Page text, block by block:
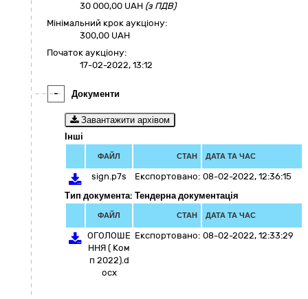
30 000,00 UAH (з ПДВ)
Мінімальний крок аукціону:
300,00 UAH
Початок аукціону:
17-02-2022, 13:12
- Документи
Завантажити архівом
Інші
ФАЙЛ СТАН ДАТА ТА ЧАС
sign.p7s Експортовано: 08-02-2022, 12:36:15
Тип документа: Тендерна документація
ФАЙЛ СТАН ДАТА ТА ЧАС
ОГОЛОШЕ
ННЯ ( Ком
п 2022).d
ocx
Експортовано: 08-02-2022, 12:33:29